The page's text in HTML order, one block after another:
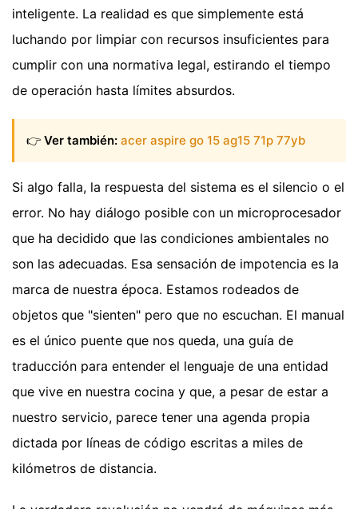
inteligente. La realidad es que simplemente está
luchando por limpiar con recursos insuficientes para
cumplir con una normativa legal, estirando el tiempo
de operación hasta límites absurdos.
👉 Ver también: acer aspire go 15 ag15 71p 77yb
Si algo falla, la respuesta del sistema es el silencio o el
error. No hay diálogo posible con un microprocesador
que ha decidido que las condiciones ambientales no
son las adecuadas. Esa sensación de impotencia es la
marca de nuestra época. Estamos rodeados de
objetos que "sienten" pero que no escuchan. El manual
es el único puente que nos queda, una guía de
traducción para entender el lenguaje de una entidad
que vive en nuestra cocina y que, a pesar de estar a
nuestro servicio, parece tener una agenda propia
dictada por líneas de código escritas a miles de
kilómetros de distancia.